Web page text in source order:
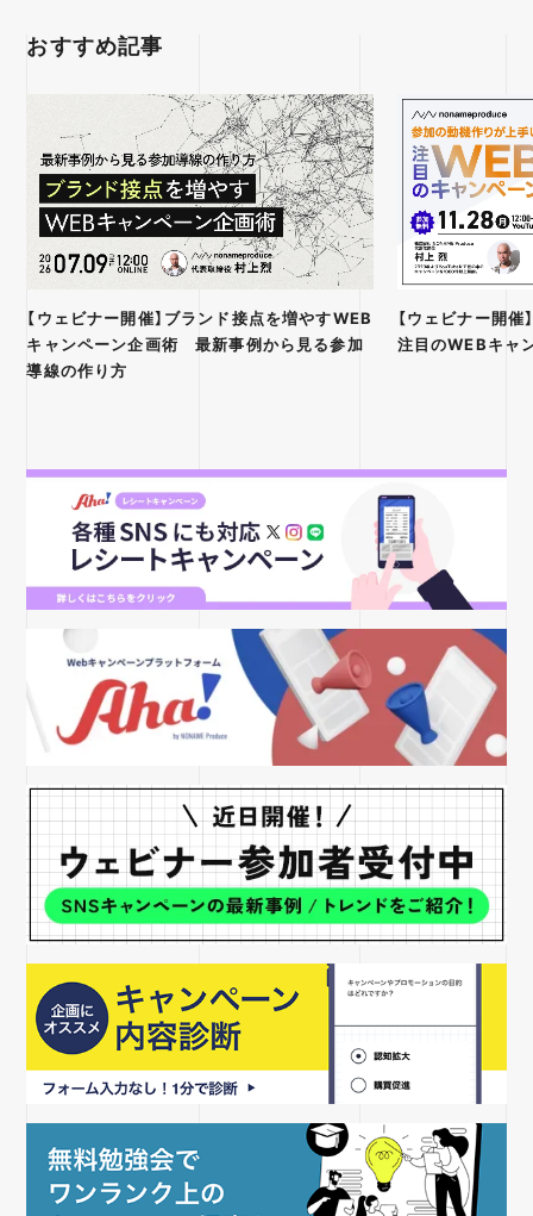
おすすめ記事
【ウェビナー開催】ブランド接点を増やすWEB
キャンペーン企画術 最新事例から見る参加
導線の作り方
【ウェビナー開催
注目のWEBキャ